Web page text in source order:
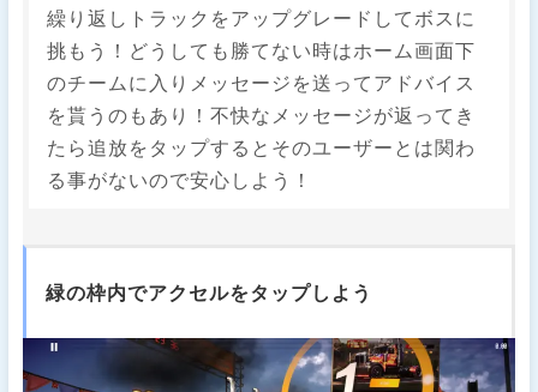
繰り返しトラックをアップグレードしてボスに
挑もう！どうしても勝てない時はホーム画面下
のチームに入りメッセージを送ってアドバイス
を貰うのもあり！不快なメッセージが返ってき
たら追放をタップするとそのユーザーとは関わ
る事がないので安心しよう！
緑の枠内でアクセルをタップしよう